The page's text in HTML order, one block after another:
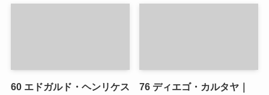
60エドガルド・ヘンリケス
76 ディエゴ・カルタヤ｜